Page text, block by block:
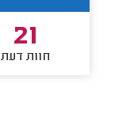
21
חוות דעת